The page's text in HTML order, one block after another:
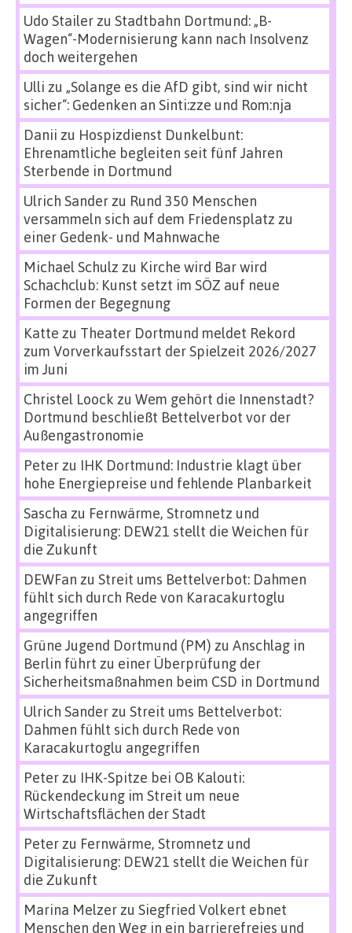
Udo Stailerzu Stadtbahn Dortmund: „B-
Wagen“-Modernisierung kann nach Insolvenz
doch weitergehen
Ulli zu „Solange es die AfD gibt, sind wir nicht
sicher“: Gedenken an Sinti:zze und Rom:nja
Danii zu Hospizdienst Dunkelbunt:
Ehrenamtliche begleiten seit fünf Jahren
Sterbende in Dortmund
Ulrich Sanderzu Rund 350 Menschen
versammeln sich auf dem Friedensplatz zu
einer Gedenk- und Mahnwache
Michael Schulz zu Kirche wird Bar wird
Schachclub: Kunst setzt im SÖZ auf neue
Formen der Begegnung
Katte zu Theater Dortmund meldet Rekord
zum Vorverkaufsstart der Spielzeit 2026/2027
im Juni
Christel Loock zu Wem gehört die Innenstadt?
Dortmund beschließt Bettelverbot vor der
Außengastronomie
Peterzu IHK Dortmund: Industrie klagt über
hohe Energiepreise und fehlende Planbarkeit
Sascha zu Fernwärme, Stromnetz und
Digitalisierung: DEW21 stellt die Weichen für
die Zukunft
DEWFan zu Streit ums Bettelverbot: Dahmen
fühlt sich durch Rede von Karacakurtoglu
angegriffen
Grüne Jugend Dortmund (PM) zu Anschlag in
Berlin führt zu einer Überprüfung der
Sicherheitsmaßnahmen beim CSD in Dortmund
Ulrich Sanderzu Streit ums Bettelverbot:
Dahmen fühlt sich durch Rede von
Karacakurtoglu angegriffen
Peterzu IHK-Spitze bei OB Kalouti:
Rückendeckung im Streit um neue
Wirtschaftsflächen der Stadt
Peterzu Fernwärme, Stromnetz und
Digitalisierung: DEW21 stellt die Weichen für
die Zukunft
Marina Melzerzu Siegfried Volkert ebnet
Menschen den Weg in ein barrierefreies und